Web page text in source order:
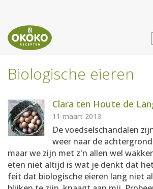
HOME
RECEPTEN
WEEKMENU'S
Biologische eieren
Clara ten Houte de
11 maart 2013
De voedselschandalen
weer naar de
maar we zijn met z'n allen wel
eten niet altijd is wat je denkt dat
feit dat biologische eieren lang niet